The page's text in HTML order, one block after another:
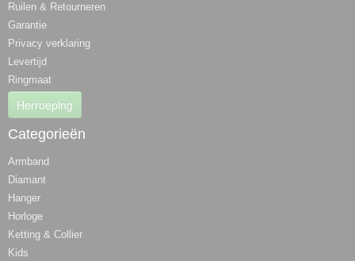
Ruilen & Retourneren
Garantie
Privacy verklaring
Levertijd
Ringmaat
Herroeping
Categorieën
Armband
Diamant
Hanger
Horloge
Ketting & Collier
Kids